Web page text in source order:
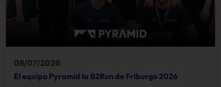
08/07/2026
El equipo Pyramid la B2Run de Friburgo 2026